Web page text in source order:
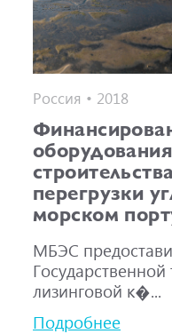
Россия • 2018
перегрузки
морском
МБЭС
лизинговой к�...
Подробнее